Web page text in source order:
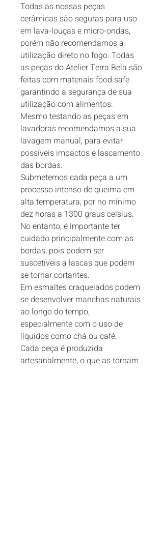
Todas as nossas peças
cerâmicas são seguras para uso
em lava-louças e micro-ondas,
porém não recomendamos a
utilização direto no fogo. Todas
as peças do Atelier Terra Bela são
feitas com materiais food safe
garantindo a segurança de sua
utilização com alimentos.
Mesmo testando as peças em
lavadoras recomendamos a sua
lavagem manual, para evitar
possíveis impactos e lascamento
das bordas.
Submetemos cada peça a um
processo intenso de queima em
alta temperatura, por no mínimo
dez horas a 1300 graus celsius.
No entanto, é importante ter
cuidado principalmente com as
bordas, pois podem ser
suscetíveis a lascas que podem
se tornar cortantes.
Em esmaltes craquelados podem
se desenvolver manchas naturais
ao longo do tempo,
especialmente com o uso de
líquidos como chá ou café.
Cada peça é produzida
artesanalmente, o que as tornam